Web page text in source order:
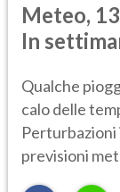
Meteo,
In
Qualche
calo delle
Perturbazioni
previsioni